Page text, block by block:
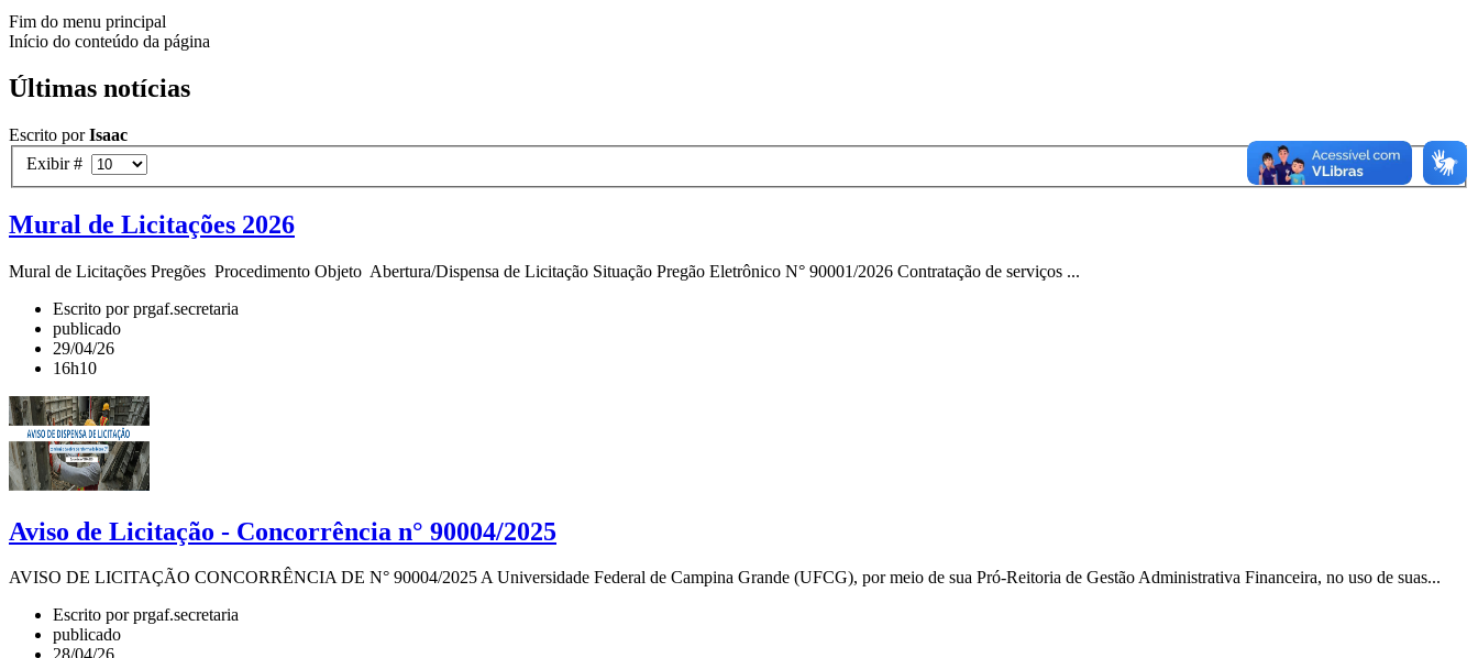
Fim do menu principal
Início do conteúdo da página
Últimas notícias
Escrito porIsaac
Exibir #
Mural de Licitações 2026
Mural de Licitações Pregões Procedimento Objeto Abertura/Dispensa de Licitação Situação Pregão Eletrônico N° 90001/2026 Contratação de serviços ...
Escrito por prgaf.secretaria
publicado
29/04/26
16h10
Aviso de Licitação - Concorrência n° 90004/2025
AVISO DE LICITAÇÃO CONCORRÊNCIA DE N° 90004/2025 A Universidade Federal de Campina Grande (UFCG), por meio de sua Pró-Reitoria de Gestão Administrativa Financeira, no uso de suas...
Escrito por prgaf.secretaria
publicado